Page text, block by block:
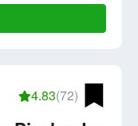
4.83(72)